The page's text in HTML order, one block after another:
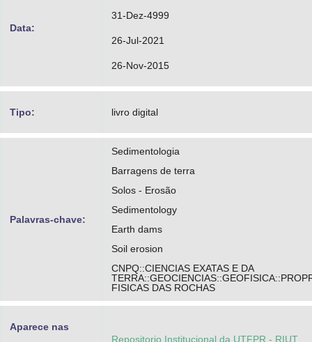
Data:
31-Dez-4999
26-Jul-2021
26-Nov-2015
Tipo: livro digital
Palavras-chave:
Sedimentologia
Barragens de terra
Solos - Erosão
Sedimentology
Earth dams
Soil erosion
CNPQ::CIENCIAS EXATAS E DA
FISICAS DAS ROCHAS
Aparece nas
Repositorio Institucional da UTFPR - RIUT